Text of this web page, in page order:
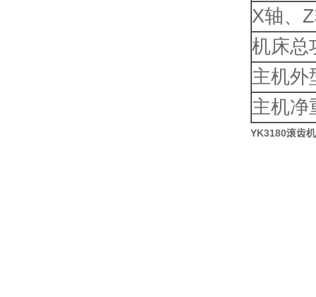
X轴、
机床总
主机外
主机净
YK3180滚齿